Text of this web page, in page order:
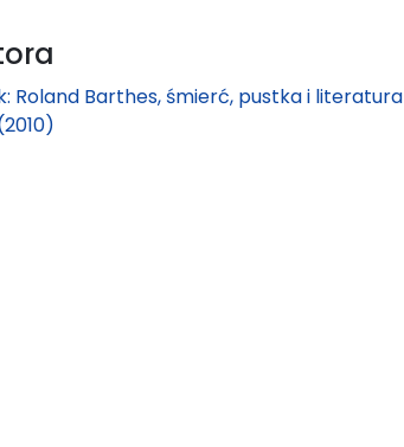
Roland Barthes, śmierć, pustka i literatura